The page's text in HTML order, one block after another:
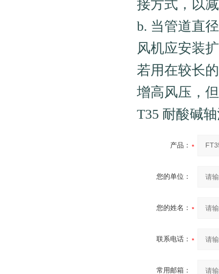
接方式，以
b. 当管道直
风机应安装
若用在较长
增高风压，
T35 耐酸碱
产品：
您的单位：
您的姓名：
联系电话：
常用邮箱：